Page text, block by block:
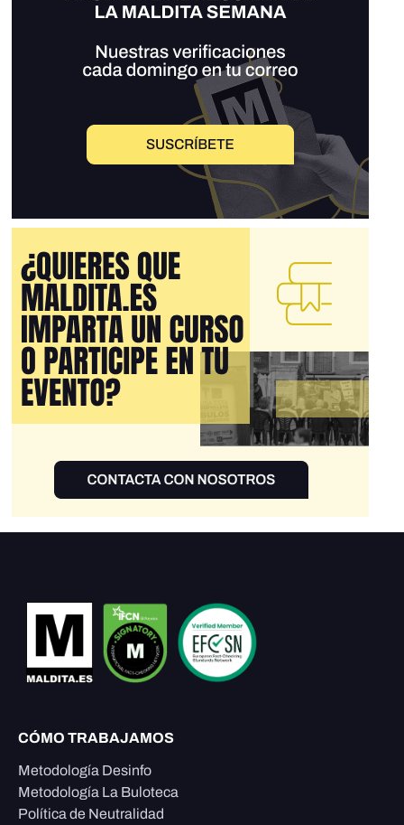
CÓMO TRABAJAMOS
Metodología Desinfo
Metodología La Buloteca
Política de Neutralidad